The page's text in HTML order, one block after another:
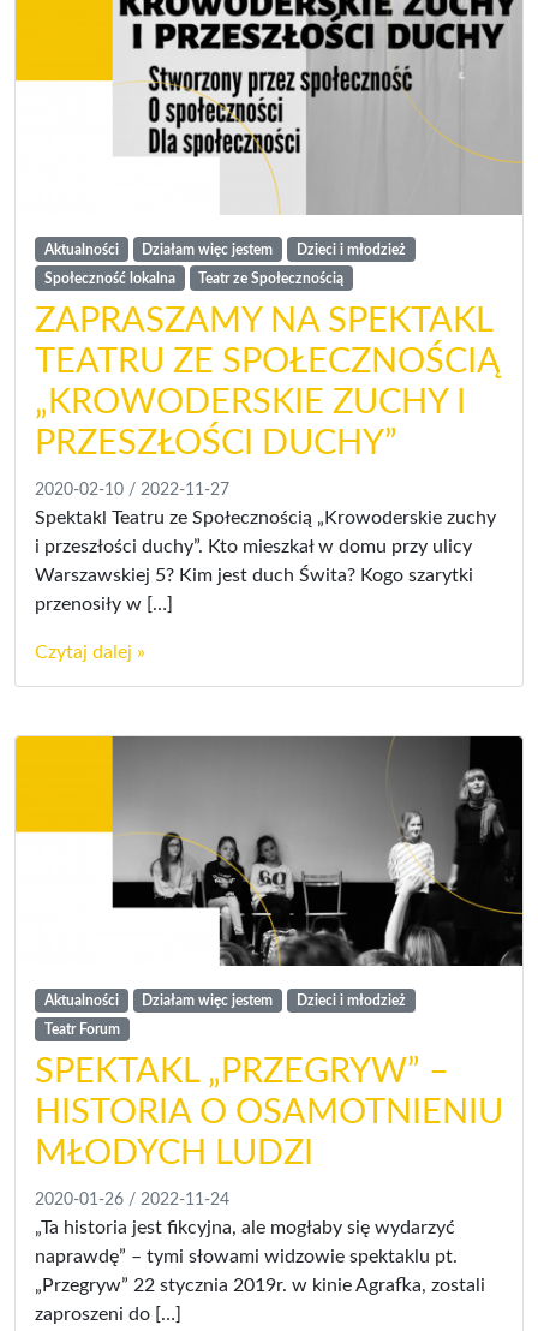
Aktualności Działam więc jestem
Dzieci i młodzież
Społeczność lokalna
Teatr ze Społecznością
ZAPRASZAMY NA SPEKTAKL
TEATRU ZE SPOŁECZNOŚCIĄ
„KROWODERSKIE ZUCHY I
PRZESZŁOŚCI DUCHY”
2020-02-10 / 2022-11-27
Spektakl Teatru ze Społecznością „Krowoderskie zuchy
i przeszłości duchy”. Kto mieszkał w domu przy ulicy
Warszawskiej 5? Kim jest duch Świta? Kogo szarytki
przenosiły w […]
Czytaj dalej »
Aktualności Działam więc jestem
Dzieci i młodzież
Teatr Forum
SPEKTAKL „PRZEGRYW” –
HISTORIA O OSAMOTNIENIU
MŁODYCH LUDZI
2020-01-26 / 2022-11-24
„Ta historia jest fikcyjna, ale mogłaby się wydarzyć
naprawdę” – tymi słowami widzowie spektaklu pt.
„Przegryw” 22 stycznia 2019r. w kinie Agrafka, zostali
zaproszeni do […]